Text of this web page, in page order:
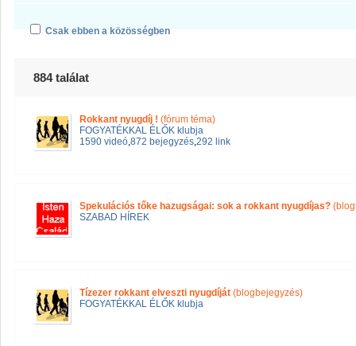
Csak ebben a közösségben
884 találat
Rokkant nyugdíj ! (fórum téma)
FOGYATÉKKAL ÉLŐK klubja
1590 videó,872 bejegyzés,292 link
Spekulációs tőke hazugságai: sok a rokkant nyugdíjas?
SZABAD HÍREK
Tízezer rokkant elveszti nyugdíját (blogbejegyzés)
FOGYATÉKKAL ÉLŐK klubja